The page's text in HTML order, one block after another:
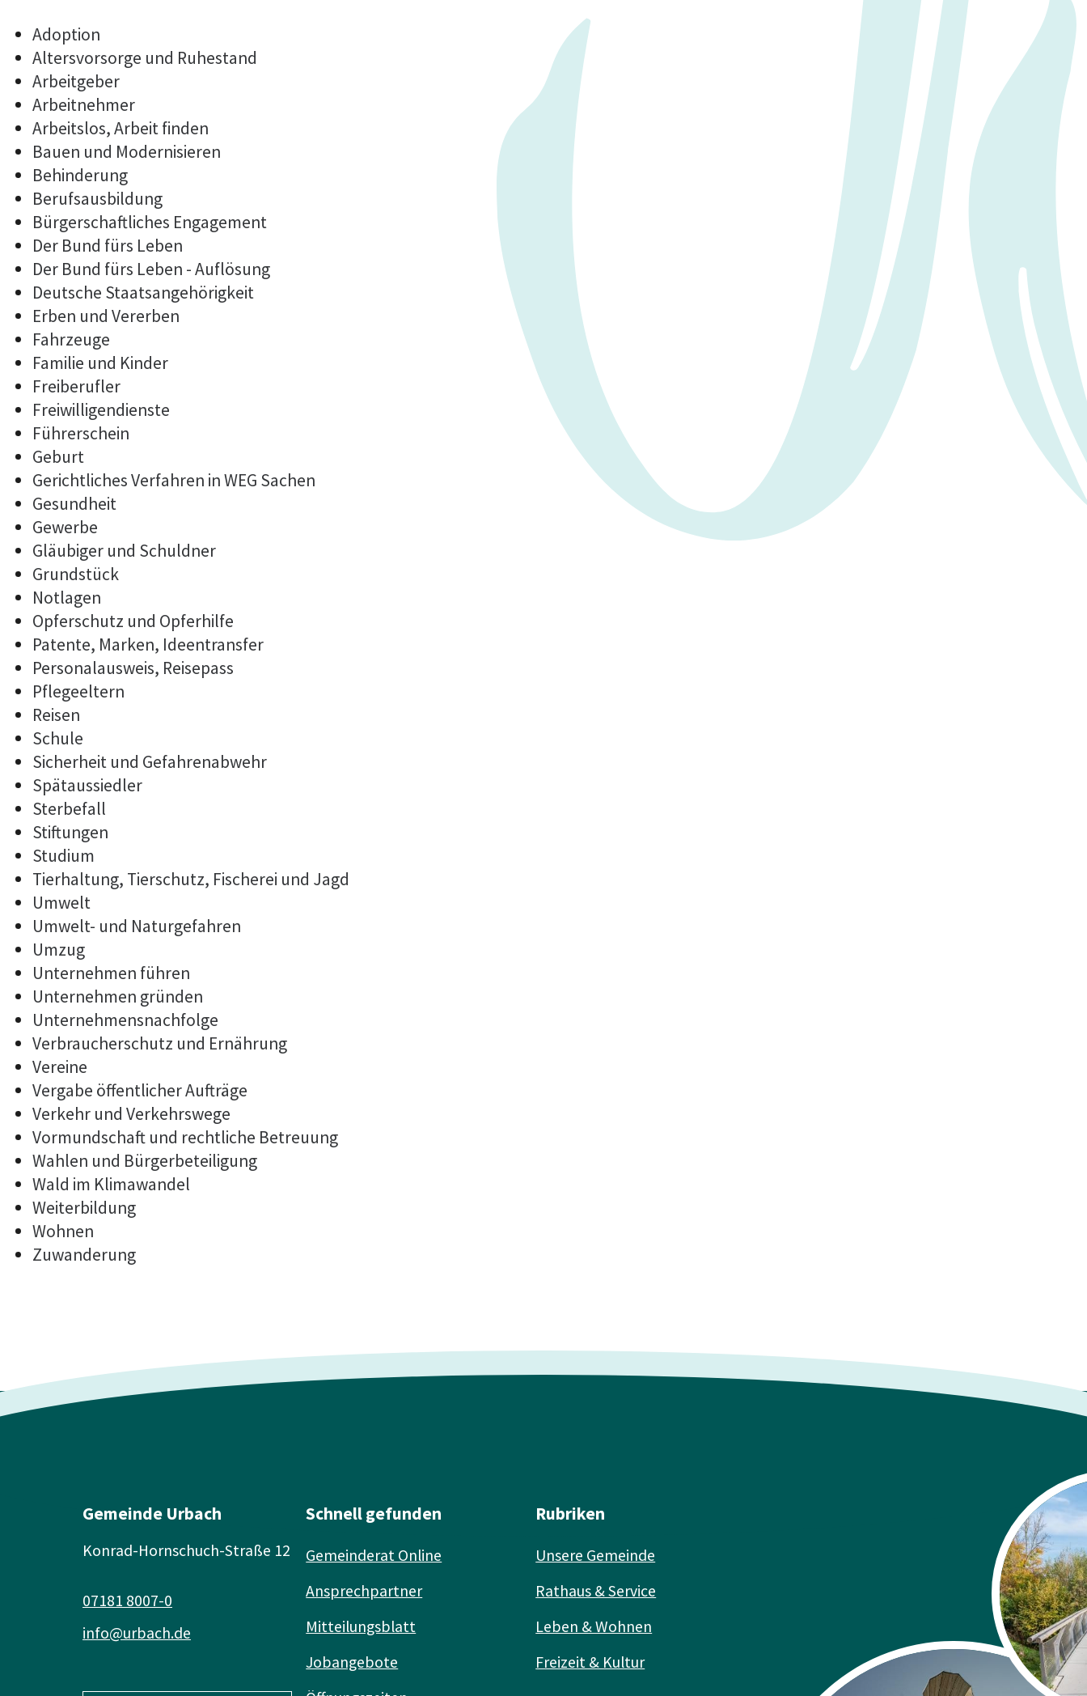
Adoption
Altersvorsorge und Ruhestand
Arbeitgeber
Arbeitnehmer
Arbeitslos, Arbeit finden
Bauen und Modernisieren
Behinderung
Berufsausbildung
Bürgerschaftliches Engagement
Der Bund fürs Leben
Der Bund fürs Leben - Auflösung
Deutsche Staatsangehörigkeit
Erben und Vererben
Fahrzeuge
Familie und Kinder
Freiberufler
Freiwilligendienste
Führerschein
Geburt
Gerichtliches Verfahren in WEG Sachen
Gesundheit
Gewerbe
Gläubiger und Schuldner
Grundstück
Notlagen
Opferschutz und Opferhilfe
Patente, Marken, Ideentransfer
Personalausweis, Reisepass
Pflegeeltern
Reisen
Schule
Sicherheit und Gefahrenabwehr
Spätaussiedler
Sterbefall
Stiftungen
Studium
Tierhaltung, Tierschutz, Fischerei und Jagd
Umwelt
Umwelt- und Naturgefahren
Umzug
Unternehmen führen
Unternehmen gründen
Unternehmensnachfolge
Verbraucherschutz und Ernährung
Vereine
Vergabe öffentlicher Aufträge
Verkehr und Verkehrswege
Vormundschaft und rechtliche Betreuung
Wahlen und Bürgerbeteiligung
Wald im Klimawandel
Weiterbildung
Wohnen
Zuwanderung
Gemeinde Urbach
Konrad-Hornschuch-Straße 12
info@urbach.de
07181 8007-0
Schnell gefunden
Gemeinderat Online
Ansprechpartner
Mitteilungsblatt
Jobangebote
Rubriken
Unsere Gemeinde
Rathaus & Service
Leben & Wohnen
Freizeit & Kultur